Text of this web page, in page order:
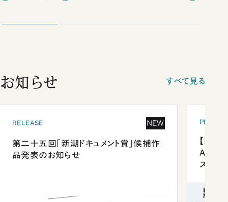
お知らせ すべて見る
RELEASE NEW
第二十五回「新潮ドキュメント賞」候補作
品発表のお知らせ
【「新
ズプレ